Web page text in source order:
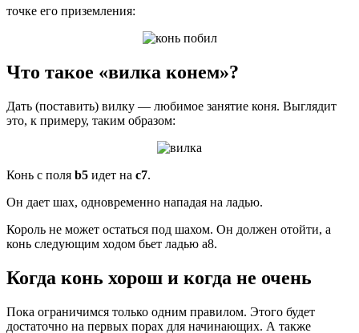
точке его приземления:
Что такое «вилка конем»?
Дать (поставить) вилку — любимое занятие коня. Выглядит
это, к примеру, таким образом:
Конь с поля b5 идет на с7.
Он дает шах, одновременно нападая на ладью.
Король не может остаться под шахом. Он должен отойти, а
конь следующим ходом бьет ладью а8.
Когда конь хорош и когда не очень
Пока ограничимся только одним правилом. Этого будет
достаточно на первых порах для начинающих. А также